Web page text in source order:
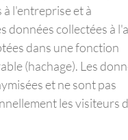
l'entreprise et à
données collectées à
dans une fonction
(hachage). Les
et ne sont pas
les visiteurs